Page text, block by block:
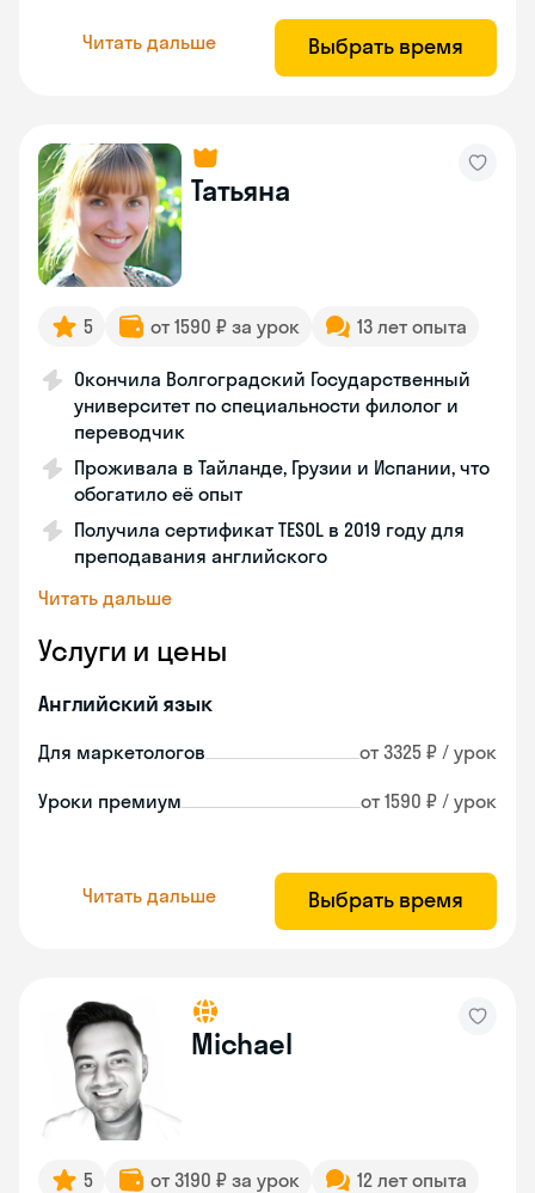
Читать дальше Выбрать время
Татьяна
5 от 1590 ₽ за урок 13 лет опыта
Окончила Волгоградский Государственный
университет по специальности филолог и
переводчик
Проживала в Тайланде, Грузии и Испании, что
обогатило её опыт
Получила сертификат TESOL в 2019 году для
преподавания английского
Читать дальше
Услуги и цены
Английский язык
Для маркетологов от 3325 ₽ / урок
Уроки премиум от 1590 ₽ / урок
Читать дальше Выбрать время
Michael
5 от 3190 ₽ за урок
12 лет опыта